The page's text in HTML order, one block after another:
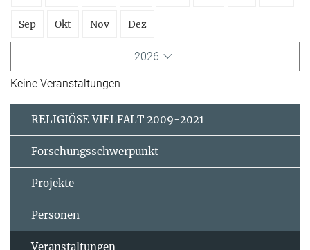
Sep Okt Nov Dez
2026
Keine Veranstaltungen
RELIGIÖSE VIELFALT 2009-2021
Forschungsschwerpunkt
Projekte
Personen
Veranstaltungen